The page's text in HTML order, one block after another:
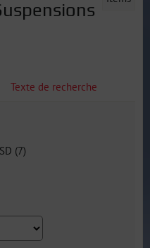
Texte de recherche
(7)